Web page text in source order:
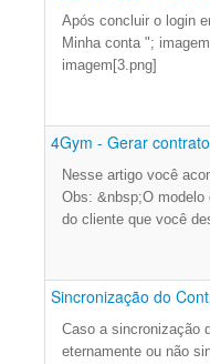
Após concluir o login
Minha conta ";
imagem[3.png]
4Gym - Gerar contrato
Nesse artigo você
Obs: &nbsp;O
do cliente que você
Sincronização do
Caso a sincronização
eternamente ou não